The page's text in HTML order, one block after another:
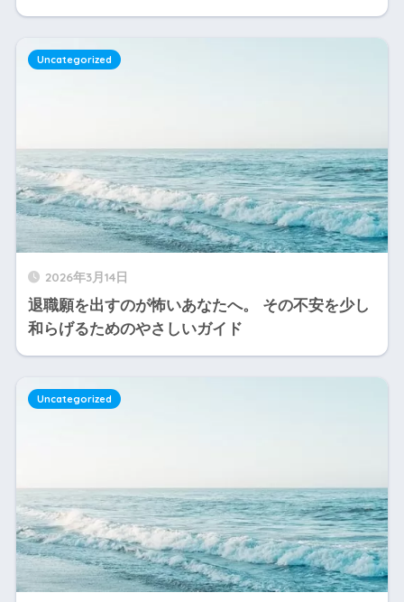
2026年3月14日
退職願を出すのが怖いあなたへ。 その不安を少し
和らげるためのやさしいガイド
Uncategorized
Uncategorized